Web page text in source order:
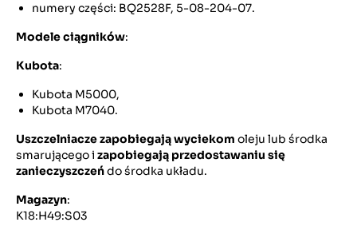
numery części: BQ2528F, 5-08-204-07.
Modele ciągników:
Kubota:
Kubota M5000,
Kubota M7040.
Uszczelniacze zapobiegają wyciekom oleju lub środka
smarującego i zapobiegają przedostawaniu się
zanieczyszczeńdo środka układu.
Magazyn:
K18:H49:S03